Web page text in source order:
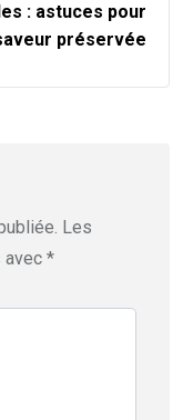
: astuces pour
préservée
Les
avec *